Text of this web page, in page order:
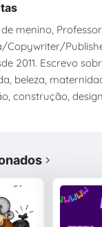
menino,
Copywriter/
2011. Escrevo
beleza,
construção,